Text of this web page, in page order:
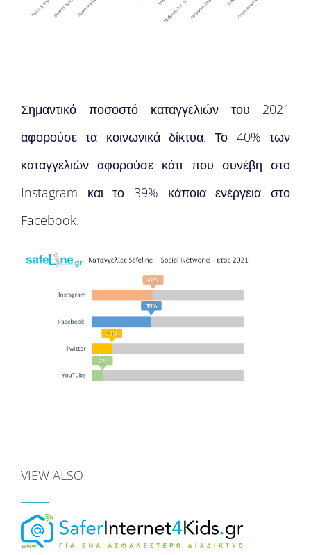
Σημαντικό ποσοστό καταγγελιών του 2021
αφορούσε τα κοινωνικά δίκτυα. Το 40% των
καταγγελιών αφορούσε κάτι που συνέβη στο
Instagram και το 39% κάποια ενέργεια στο
Facebook.
VIEW ALSO